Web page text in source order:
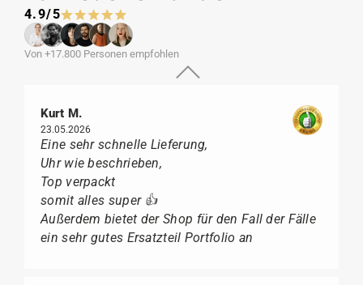
4.9/5
Von +17.800 Personen empfohlen
Kurt M.
23.05.2026
Eine sehr schnelle Lieferung,
Uhr wie beschrieben,
Top verpackt
somit alles super 👍
Außerdem bietet der Shop für den Fall der Fälle
ein sehr gutes Ersatzteil Portfolio an